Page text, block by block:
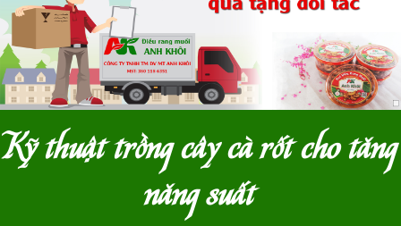
Kỹ thuật trồng cây cà rốt cho tăng
năng suất